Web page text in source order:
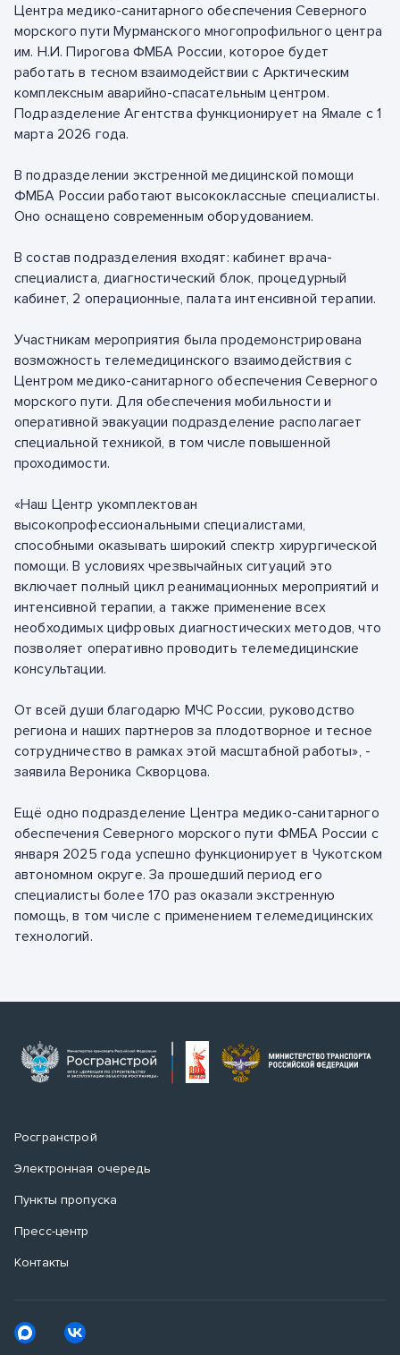
Центра медико-санитарного обеспечения Северного
морского пути Мурманского многопрофильного центра
им. Н.И. Пирогова ФМБА России, которое будет
работать в тесном взаимодействии с Арктическим
комплексным аварийно-спасательным центром.
Подразделение Агентства функционирует на Ямале с 1
марта 2026 года.
В подразделении экстренной медицинской помощи
ФМБА России работают высококлассные специалисты.
Оно оснащено современным оборудованием.
В состав подразделения входят: кабинет врача-
специалиста, диагностический блок, процедурный
кабинет, 2 операционные, палата интенсивной терапии.
Участникам мероприятия была продемонстрирована
возможность телемедицинского взаимодействия с
Центром медико-санитарного обеспечения Северного
морского пути. Для обеспечения мобильности и
оперативной эвакуации подразделение располагает
специальной техникой, в том числе повышенной
проходимости.
«Наш Центр укомплектован
высокопрофессиональными специалистами,
способными оказывать широкий спектр хирургической
помощи. В условиях чрезвычайных ситуаций это
включает полный цикл реанимационных мероприятий и
интенсивной терапии, а также применение всех
необходимых цифровых диагностических методов, что
позволяет оперативно проводить телемедицинские
консультации.
От всей души благодарю МЧС России, руководство
региона и наших партнеров за плодотворное и тесное
сотрудничество в рамках этой масштабной работы», -
заявила Вероника Скворцова.
Ещё одно подразделение Центра медико-санитарного
обеспечения Северного морского пути ФМБА России с
января 2025 года успешно функционирует в Чукотском
автономном округе. За прошедший период его
специалисты более 170 раз оказали экстренную
помощь, в том числе с применением телемедицинских
технологий.
Росгранстрой
Электронная очередь
Пункты пропуска
Пресс-центр
Контакты